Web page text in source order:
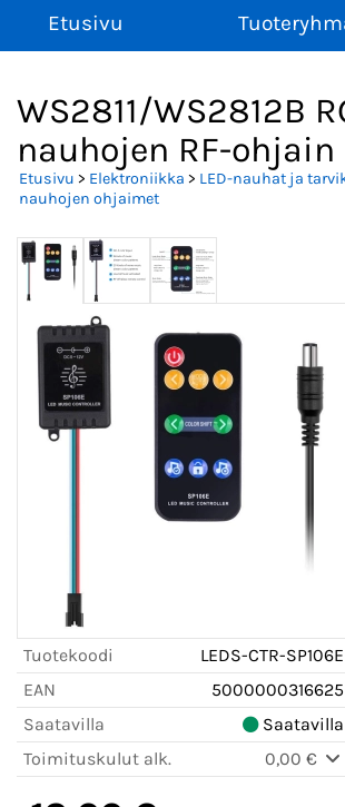
Etusivu
WS2811/WS2812B
nauhojen RF-ohjain
Etusivu > Elektroniikka > LED-nauhat ja
nauhojen ohjaimet
Tuotekoodi
LEDS-CTR-SP106E
EAN
5000000316625
Saatavilla
Saatavilla
Toimituskulut alk.
0,00 €